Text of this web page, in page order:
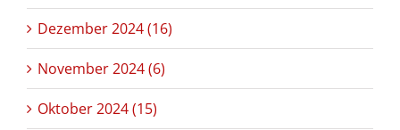
Dezember 2024 (16)
November 2024 (6)
Oktober 2024 (15)